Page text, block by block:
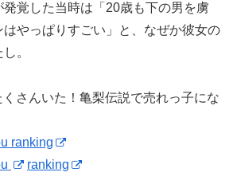
覚した当時は「20歳も下の男を虜
やっぱりすごい」と、なぜか彼女の
。
さんいた！亀梨伝説で売れっ子にな
ranking
ranking